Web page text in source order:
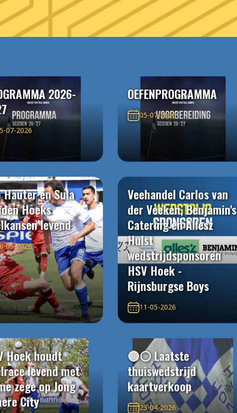
2026-
07-2026
OEFENPROGRAMMA
05-07-2026
Hauter en Sula
Hoeks
levend
05-2026
Veehandel Carlos van
der Veeken, Benjamin's
Catering en Allesz
Hulst
wedstrijdsponsoren
HSV Hoek -
Rijnsburgse Boys
11-05-2026
Hoek houdt
levend met
zege op Jong
City
🔵⚪️ Laatste
thuiswedstrijd
kaartverkoop
23-04-2026